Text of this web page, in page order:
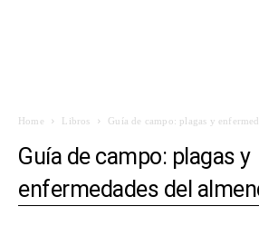
Home Libros Guía de campo: plagas y
Guía de campo: plagas y
enfermedades del